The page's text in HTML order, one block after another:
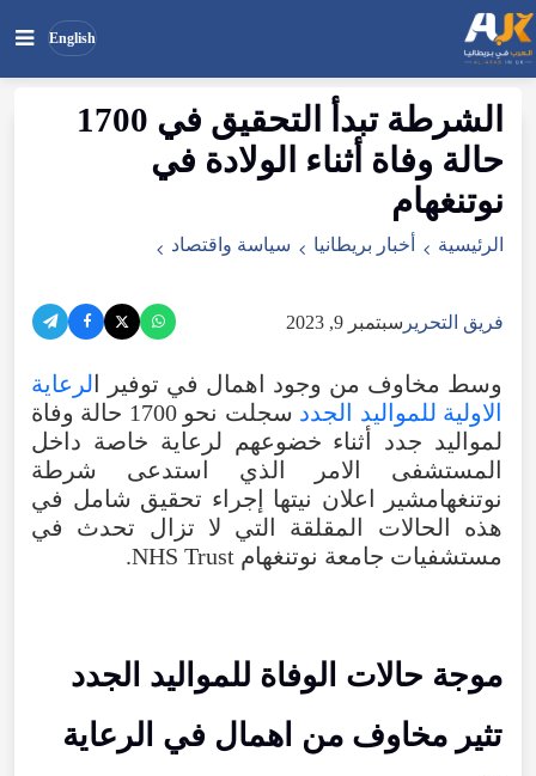
English
ابحث
في
الموقع
بحث
الشرطة تبدأ التحقيق في 1700
حالة وفاة أثناء الولادة في
نوتنغهام
الرئيسية أخبار بريطانيا سياسة واقتصاد
فريق التحرير سبتمبر 9, 2023
وسط مخاوف من وجود اهمال في توفير ا لرعاية
الاولية للمواليد الجدد
سجلت نحو 1700 حالة وفاة
لمواليد جدد أثناء خضوعهم لرعاية خاصة داخل
المستشفى الامر الذي استدعى شرطة
نوتنغهامشير اعلان نيتها إجراء تحقيق شامل في
هذه الحالات المقلقة التي لا تزال تحدث في
مستشفيات جامعة نوتنغهام NHS Trust.
موجة حالات الوفاة للمواليد الجدد
تثير مخاوف من اهمال في الرعاية